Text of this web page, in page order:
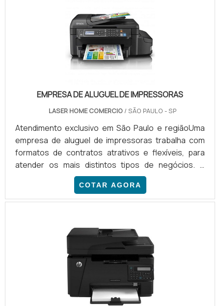
trabalho administrativas e editoriais, pois, por
possuir alta capacidade.
EMPRESA DE ALUGUEL DE IMPRESSORAS
LASER HOME COMERCIO/ SÃO PAULO - SP
Atendimento exclusivo em São Paulo e regiãoUma
empresa de aluguel de impressoras trabalha com
formatos de contratos atrativos e flexíveis, para
atender os mais distintos tipos de negócios. A
empresa valoriza o bom relacionamento com seus
clientes e, por isso, presta um serviço com
excelência em todas as etapas, desde a definição
configuração dos equipamentos na sede do
negócio do cliente.BENEFÍCIOS DE CONTRATAR
ESTE TIPO DE EMPRESAOs serviços de lo.
COTAR AGORA